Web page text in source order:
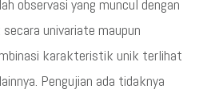
observasi yang muncul dengan
univariate maupun
karakteristik unik terlihat
Pengujian ada tidaknya